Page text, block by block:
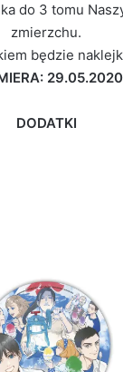
do 3 tomu
zmierzchu.
będzie
29.05.2020
DODATKI